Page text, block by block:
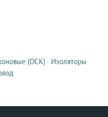
(ОСК) · Изоляторы